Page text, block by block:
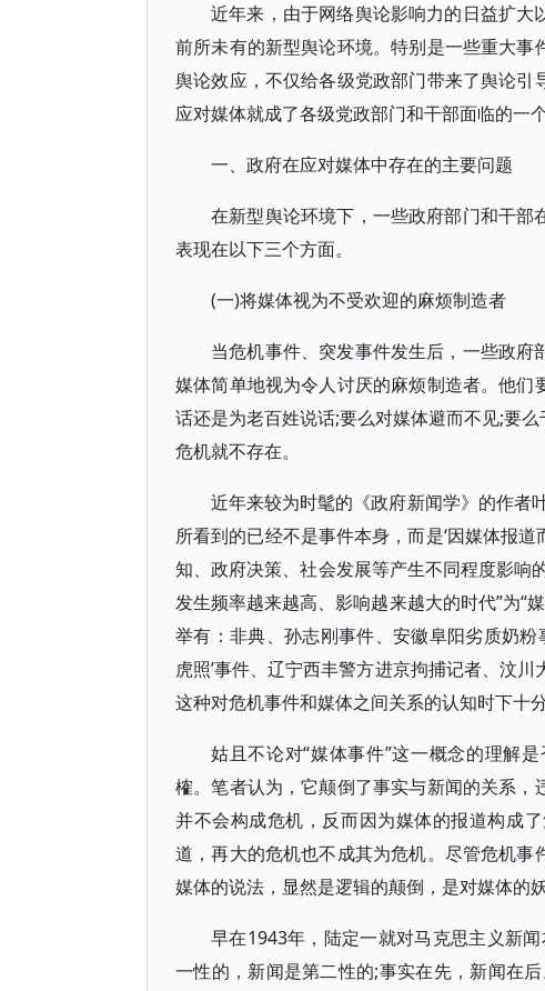
近年来，由于网络舆论影响力的日益扩
前所未有的新型舆论环境。特别是一些重大
舆论效应，不仅给各级党政部门带来了舆论
应对媒体就成了各级党政部门和干部面临的一
一、政府在应对媒体中存在的主要问题
在新型舆论环境下，一些政府部门和干
表现在以下三个方面。
(一)将媒体视为不受欢迎的麻烦制造者
当危机事件、突发事件发生后，一些政
媒体简单地视为令人讨厌的麻烦制造者。他
话还是为老百姓说话;要么对媒体避而不见;要
危机就不存在。
近年来较为时髦的《政府新闻学》的作者
所看到的已经不是事件本身，而是‘因媒体报
知、政府决策、社会发展等产生不同程度影响
发生频率越来越高、影响越来越大的时代”为“
举有：非典、孙志刚事件、安徽阜阳劣质奶粉
虎照’事件、辽宁西丰警方进京拘捕记者、汶
这种对危机事件和媒体之间关系的认知时下十分
姑且不论对“媒体事件”这一概念的理解
榷。笔者认为，它颠倒了事实与新闻的关系
并不会构成危机，反而因为媒体的报道构成
道，再大的危机也不成其为危机。尽管危机
媒体的说法，显然是逻辑的颠倒，是对媒体的妖
早在1943年，陆定一就对马克思主义新
一性的，新闻是第二性的;事实在先，新闻在